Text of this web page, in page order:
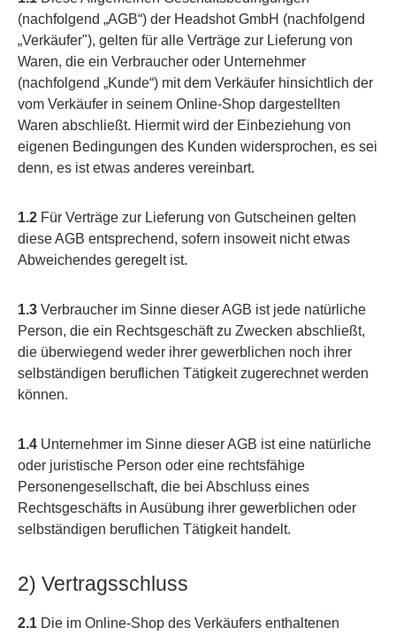
(nachfolgend „AGB“) der Headshot GmbH (nachfolgend
„Verkäufer"), gelten für alle Verträge zur Lieferung von
Waren, die ein Verbraucher oder Unternehmer
(nachfolgend „Kunde“) mit dem Verkäufer hinsichtlich der
vom Verkäufer in seinem Online-Shop dargestellten
Waren abschließt. Hiermit wird der Einbeziehung von
eigenen Bedingungen des Kunden widersprochen, es sei
denn, es ist etwas anderes vereinbart.
1.2 Für Verträge zur Lieferung von Gutscheinen gelten
diese AGB entsprechend, sofern insoweit nicht etwas
Abweichendes geregelt ist.
1.3 Verbraucher im Sinne dieser AGB ist jede natürliche
Person, die ein Rechtsgeschäft zu Zwecken abschließt,
die überwiegend weder ihrer gewerblichen noch ihrer
selbständigen beruflichen Tätigkeit zugerechnet werden
können.
1.4 Unternehmer im Sinne dieser AGB ist eine natürliche
oder juristische Person oder eine rechtsfähige
Personengesellschaft, die bei Abschluss eines
Rechtsgeschäfts in Ausübung ihrer gewerblichen oder
selbständigen beruflichen Tätigkeit handelt.
2) Vertragsschluss
2.1 Die im Online-Shop des Verkäufers enthaltenen